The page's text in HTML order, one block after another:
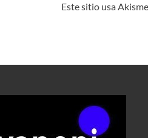
Este sitio usa